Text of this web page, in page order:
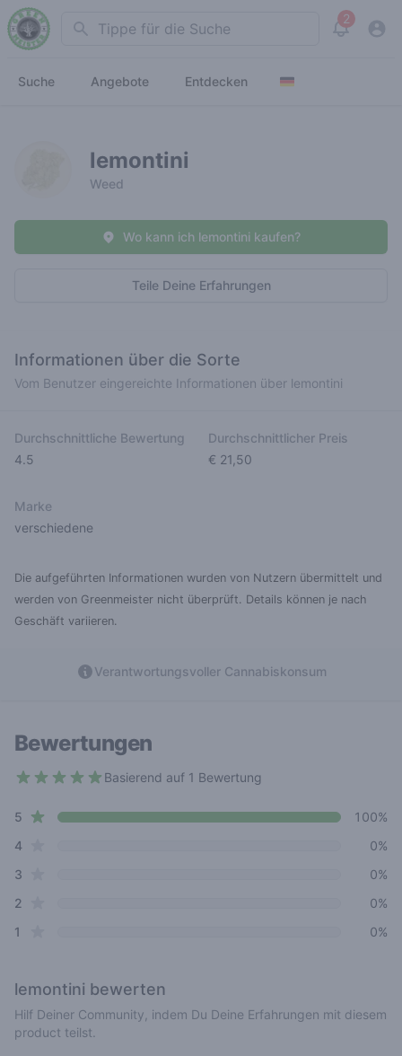
Search 2
View
Suche Angebote Entdecken
lemontini
Weed
Teile Deine Erfahrungen
Wo kann ich lemontini kaufen?
Informationen über die Sorte
Vom Benutzer eingereichte Informationen über lemontini
Durchschnittliche Bewertung
4.5
Durchschnittlicher Preis
€ 21,50
Marke
verschiedene
Die aufgeführten Informationen wurden von Nutzern übermittelt und
werden von Greenmeister nicht überprüft. Details können je nach
Geschäft variieren.
Verantwortungsvoller Cannabiskonsum
Bewertungen
Basierend auf 1 Bewertung
Review data
5 star reviews
100%
4star reviews
0%
3
0%
2
0%
1
0%
lemontini bewerten
Hilf Deiner Community, indem Du Deine Erfahrungen mit diesem
product teilst.